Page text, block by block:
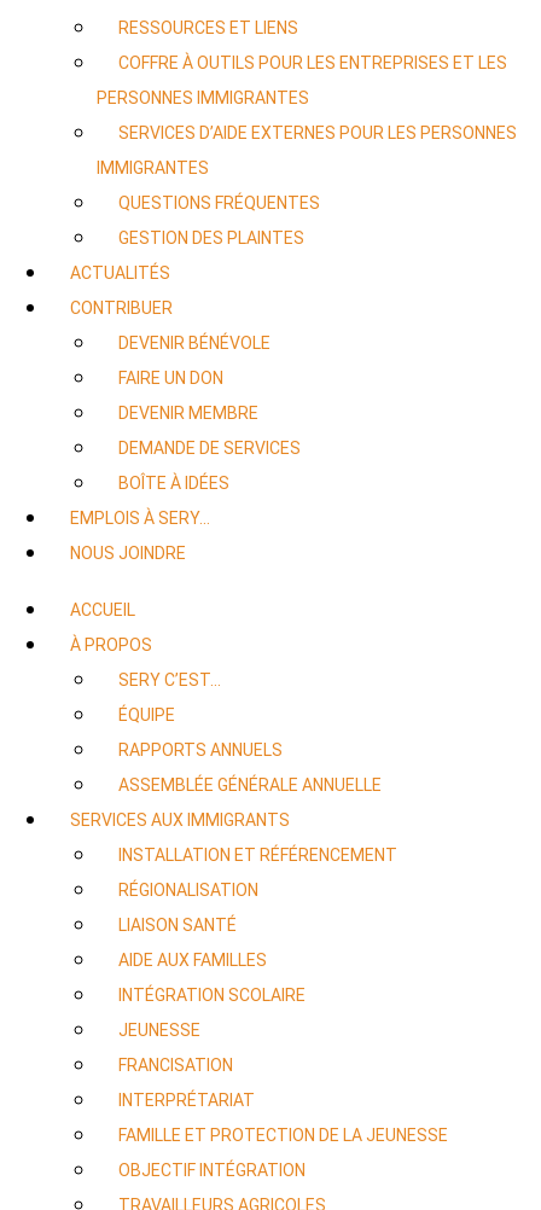
RESSOURCES ET LIENS
COFFRE À OUTILS POUR LES ENTREPRISES ET LES
PERSONNES IMMIGRANTES
SERVICES D’AIDE EXTERNES POUR LES PERSONNES
IMMIGRANTES
QUESTIONS FRÉQUENTES
GESTION DES PLAINTES
ACTUALITÉS
CONTRIBUER
DEVENIR BÉNÉVOLE
FAIRE UN DON
DEVENIR MEMBRE
DEMANDE DE SERVICES
BOÎTE À IDÉES
EMPLOIS À SERY…
NOUS JOINDRE
ACCUEIL
À PROPOS
SERY C’EST…
ÉQUIPE
RAPPORTS ANNUELS
ASSEMBLÉE GÉNÉRALE ANNUELLE
SERVICES AUX IMMIGRANTS
INSTALLATION ET RÉFÉRENCEMENT
RÉGIONALISATION
LIAISON SANTÉ
AIDE AUX FAMILLES
INTÉGRATION SCOLAIRE
JEUNESSE
FRANCISATION
INTERPRÉTARIAT
FAMILLE ET PROTECTION DE LA JEUNESSE
OBJECTIF INTÉGRATION
TRAVAILLEURS AGRICOLES